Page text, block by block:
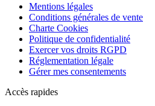
Mentions légales
Conditions générales de vente
Charte Cookies
Politique de confidentialité
Exercer vos droits RGPD
Réglementation légale
Gérer mes consentements
Accès rapides